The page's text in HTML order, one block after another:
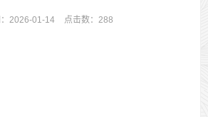
：2026-01-14 点击数： 288